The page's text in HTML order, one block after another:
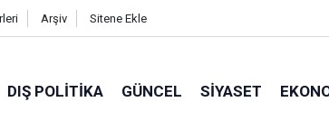
Arşiv Sitene Ekle
DIŞ POLITIKA GÜNCEL SIYASET